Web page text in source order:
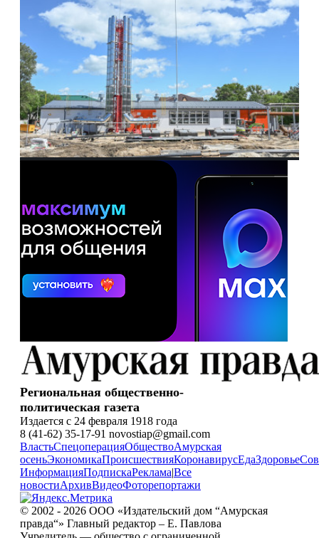
Региональная общественно-
политическая газета
Издается с 24 февраля 1918 года
8 (41-62) 35-17-91 novostiap@gmail.com
ВластьСпецоперацияОбществоАмурская
осеньЭкономикаПроисшествияКоронавирусЕдаЗдоровье
ИнформацияПодпискаРеклама|Все
новостиАрхивВидеоФоторепортажи
© 2002 - 2026 ООО «Издательский дом “Амурская
правда“» Главный редактор – Е. Павлова